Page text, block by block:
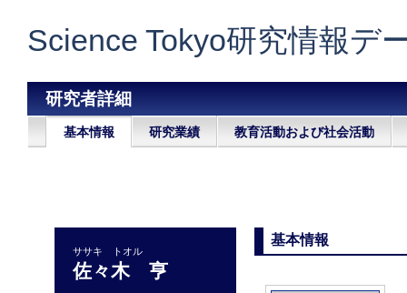
Science Tokyo研究情報デ
研究者詳細
基本情報 研究業績 教育活動および社会活動
ササキ トオル
佐々木 亨
基本情報